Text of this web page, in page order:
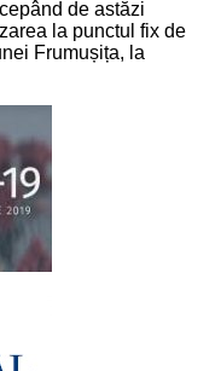
de astăzi
la punctul fix de
Frumușița, la